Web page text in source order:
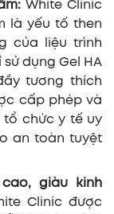
White Clinic
là yếu tố then
của liệu trình
sử dụng Gel HA
tương thích
cấp phép và
tổ chức y tế uy
an toàn tuyệt
giàu kinh
Clinic được